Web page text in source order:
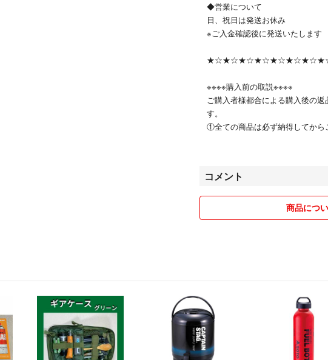
スムーズなお取引を心掛けてお
◆営業について
日、祝日は発送お休み
※ご入金確認後に発送いたします
※※※※購入前の取説※※※※
ご購入者様都合による購入後の
す。
①全ての商品は必ず納得してから
②日曜日・祝祭日発送はお休み
⑤基本的には値下げ不可となりま
送料込みです。ご考慮頂きコメ
過度な値引きの交渉に関しては
くださいませ。
〈発送方法〉
基本的に佐川急便・ゆうパックで
発送先の地域や商品の大きさに
上記以外の業者に変更になる場合
コメント
商品につ